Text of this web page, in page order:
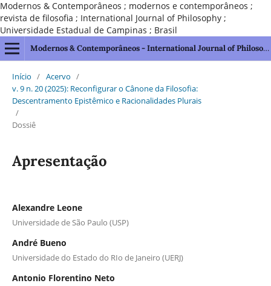
Modernos & Contemporâneos ; modernos e contemporâneos ;
revista de filosofia ; International Journal of Philosophy ;
Universidade Estadual de Campinas ; Brasil
Modernos & Contemporâneos - International Journal of Philosophy [issn 2595-1211]
Início / Acervo /
v. 9 n. 20 (2025): Reconfigurar o Cânone da Filosofia:
Descentramento Epistêmico e Racionalidades Plurais
/
Dossiê
Apresentação
Alexandre Leone
Universidade de São Paulo (USP)
André Bueno
Universidade do Estado do RIo de Janeiro (UERJ)
Antonio Florentino Neto